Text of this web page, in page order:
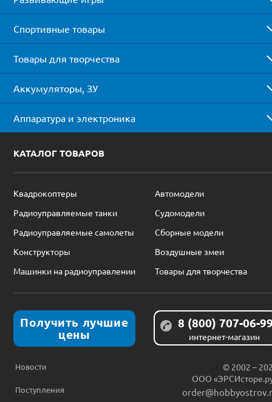
Спортивные товары
Товары для творчества
Аккумуляторы, ЗУ
Аппаратура и электроника
КАТАЛОГ ТОВАРОВ
Квадрокоптеры
Автомодели
Радиоуправляемые танки
Судомодели
Радиоуправляемые самолеты
Сборные модели
Конструкторы
Воздушные змеи
Машинки на радиоуправлении
Товары для творчества
Получить лучшие
цены
8 (800) 707-06-
интернет-магазин
Новости
Поступления
© 2002 –
ООО